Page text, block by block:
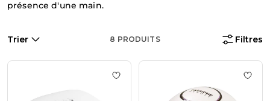
présence d'une main.
Trier 8 PRODUITS Filtres
Ajouter à la liste de souhaits